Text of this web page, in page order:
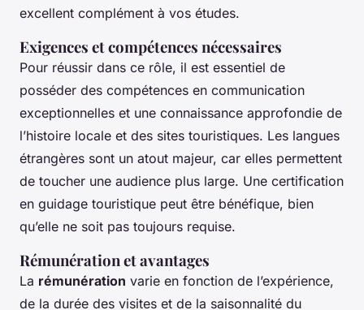
excellent complément à vos études.
Exigences et compétences nécessaires
Pour réussir dans ce rôle, il est essentiel de
posséder des compétences en communication
exceptionnelles et une connaissance approfondie de
l’histoire locale et des sites touristiques. Les langues
étrangères sont un atout majeur, car elles permettent
de toucher une audience plus large. Une certification
en guidage touristique peut être bénéfique, bien
qu’elle ne soit pas toujours requise.
Rémunération et avantages
La rémunération varie en fonction de l’expérience,
de la durée des visites et de la saisonnalité du